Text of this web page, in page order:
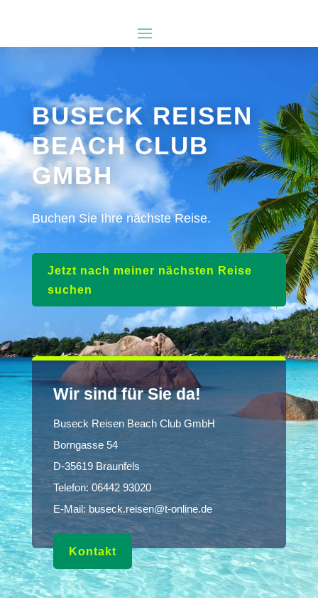
BUSECK REISEN
BEACH CLUB
GMBH
Buchen Sie Ihre nächste Reise.
Jetzt nach meiner nächsten Reise
suchen
Wir sind für Sie da!
Buseck Reisen Beach Club GmbH
Borngasse 54
D-35619 Braunfels
Telefon:06442 93020
E-Mail: buseck.reisen@t-online.de
Kontakt